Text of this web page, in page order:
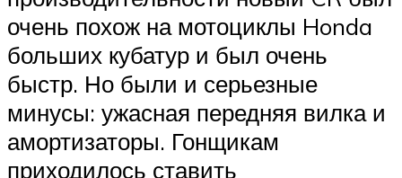
очень похож на мотоциклы Honda
больших кубатур и был очень
быстр. Но были и серьезные
минусы: ужасная передняя вилка и
амортизаторы. Гонщикам
приходилось ставить